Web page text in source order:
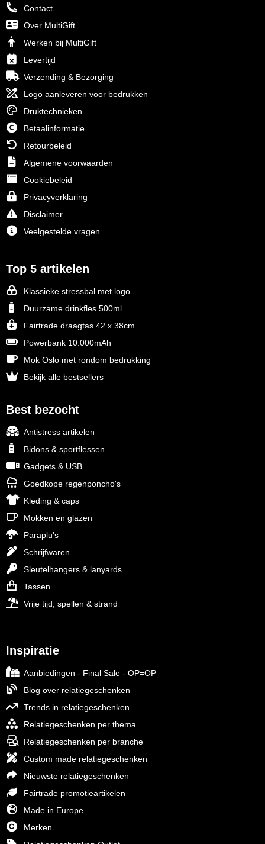
Contact
Over MultiGift
Werken bij MultiGift
Levertijd
Verzending & Bezorging
Logo aanleveren voor bedrukken
Druktechnieken
Betaalinformatie
Retourbeleid
Algemene voorwaarden
Cookiebeleid
Privacyverklaring
Disclaimer
Veelgestelde vragen
Top 5 artikelen
Klassieke stressbal met logo
Duurzame drinkfles 500ml
Fairtrade draagtas 42 x 38cm
Powerbank 10.000mAh
Mok Oslo met rondom bedrukking
Bekijk alle bestsellers
Best bezocht
Antistress artikelen
Bidons & sportflessen
Gadgets & USB
Goedkope regenponcho's
Kleding & caps
Mokken en glazen
Paraplu's
Schrijfwaren
Sleutelhangers & lanyards
Tassen
Vrije tijd, spellen & strand
Inspiratie
Aanbiedingen - Final Sale - OP=OP
Blog over relatiegeschenken
Trends in relatiegeschenken
Relatiegeschenken per thema
Relatiegeschenken per branche
Custom made relatiegeschenken
Nieuwste relatiegeschenken
Fairtrade promotieartikelen
Made in Europe
Merken